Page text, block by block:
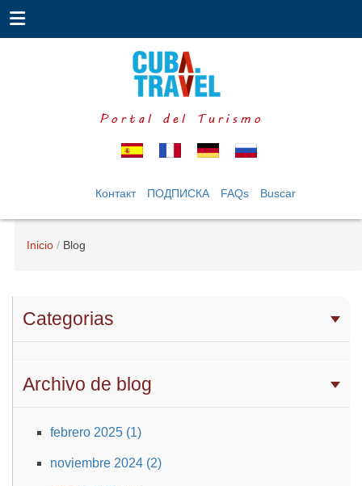
Portal del Turismo
Контакт ПОДПИСКА FAQs Buscar
Inicio Blog
Categorias
Archivo de blog
febrero 2025 (1)
noviembre 2024 (2)